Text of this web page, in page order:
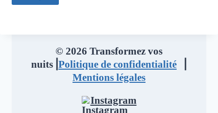
© 2026 Transformez vos
nuits⎥ Politique de confidentialité
Mentions légales
Instagram